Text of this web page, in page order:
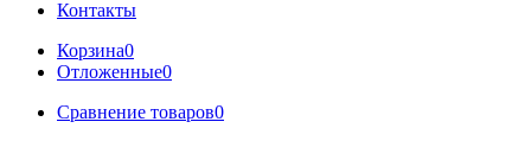
Контакты
Корзина0
Отложенные0
Сравнение товаров0